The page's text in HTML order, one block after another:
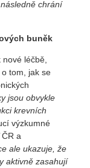
chrání
buněk
nové léčbě,
tom, jak se
jsou obvykle
krevních
výzkumné
a
ale ukazuje, že
aktivně zasahují